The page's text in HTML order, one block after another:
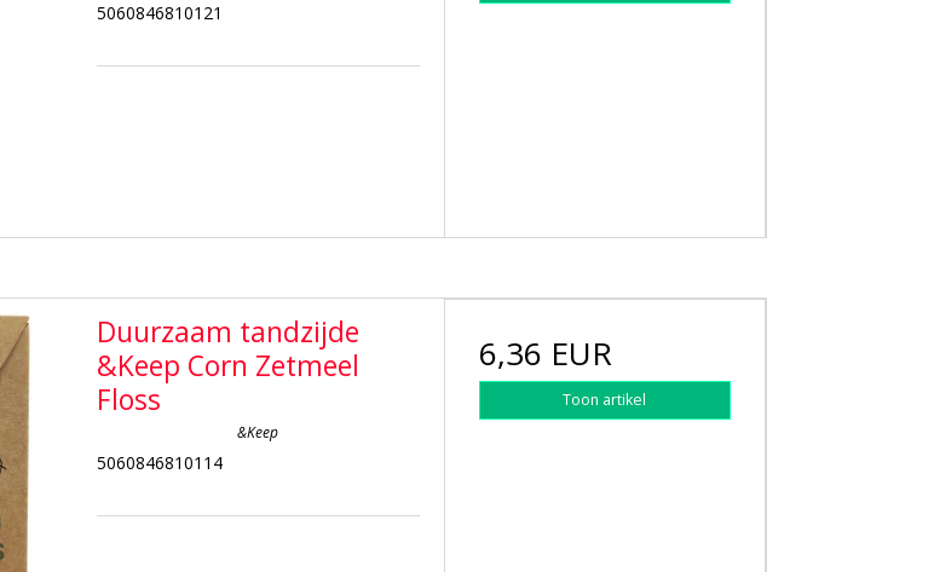
5060846810121
Duurzaam tandzijde
&Keep Corn Zetmeel
Floss
&Keep
5060846810114
6,36 EUR
Toon artikel